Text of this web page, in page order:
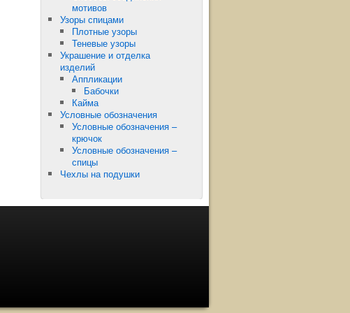
мотивов
Узоры спицами
Плотные узоры
Теневые узоры
Украшение и отделка
изделий
Аппликации
Бабочки
Кайма
Условные обозначения
Условные обозначения –
крючок
Условные обозначения –
спицы
Чехлы на подушки